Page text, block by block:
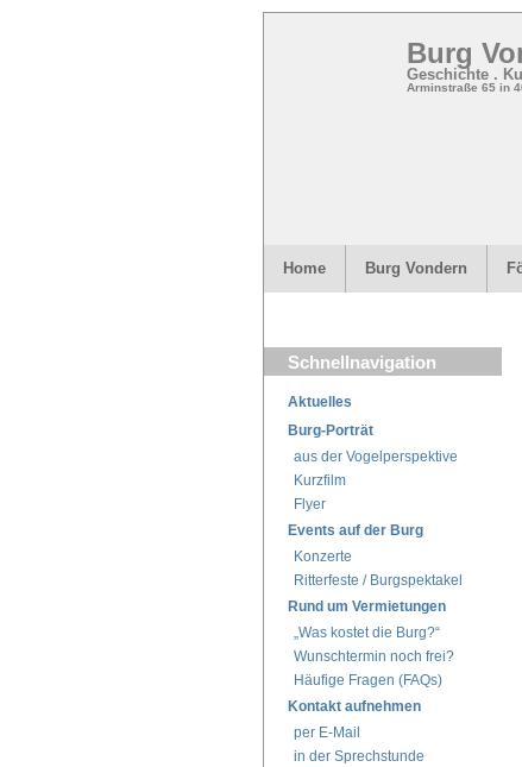
Burg
Geschichte .
Arminstraße 65 in
Home Burg Vondern
Schnellnavigation
Aktuelles
Burg-Porträt
aus der Vogelperspektive
Kurzfilm
Flyer
Events auf der Burg
Konzerte
Ritterfeste / Burgspektakel
Rund um Vermietungen
„Was kostet die Burg?“
Wunschtermin noch frei?
Häufige Fragen (FAQs)
Kontakt aufnehmen
per E-Mail
in der Sprechstunde